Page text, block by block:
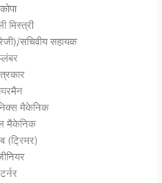
कोपा
मिस्त्री
सचिवीय सहायक
मैकेनिक
मैकेनिक
(ट्रिमर)
टर्नर